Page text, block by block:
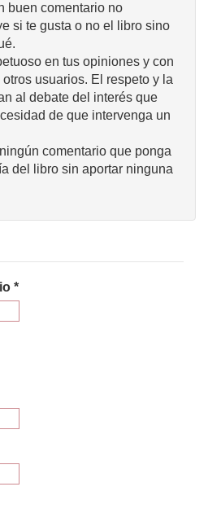
buen comentario no
si te gusta o no el libro sino
en tus opiniones y con
usuarios. El respeto y la
al debate del interés que
de que intervenga un
comentario que ponga
del libro sin aportar ninguna
*